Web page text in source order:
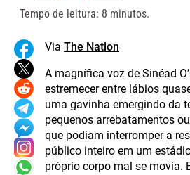
Tempo de leitura: 8 minutos.
Via The Nation
A magnífica voz de Sinéad
estremecer entre lábios
uma gavinha emergindo da
pequenos arrebatamentos
que podiam interromper a
público inteiro em um
próprio corpo mal se movia.